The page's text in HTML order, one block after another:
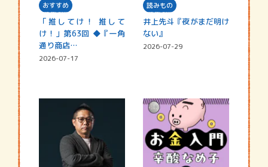
おすすめ
「推してけ！ 推して
け！」第63回 ◆『一角
通り商店…
2026-07-17
読みもの
井上先斗『夜がまだ明け
ない』
2026-07-29